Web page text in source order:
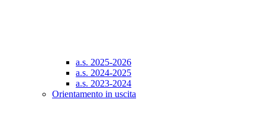
a.s. 2025-2026
a.s. 2024-2025
a.s. 2023-2024
Orientamento in uscita